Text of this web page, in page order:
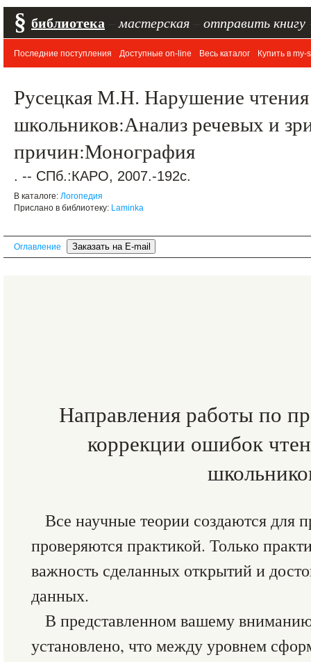
§ библиотека мастерская отправить книгу
Последние поступления Доступные on-line Весь каталог Купить в my-
Русецкая М.Н. Нарушение
школьников:Анализ речевых и
причин:Монография
. -- СПб.:КАРО, 2007.-192с.
В каталоге: Логопедия
Прислано в библиотеку: Laminka
Оглавление
Направления работы по
коррекции ошибок
Все научные теории создаются для
проверяются практикой. Только
важность сделанных открытий и
данных.
В представленном вашему
установлено, что между уровнем